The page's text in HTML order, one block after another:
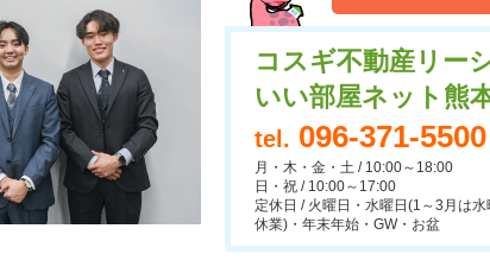
コスギ不動産リー
いい部屋ネット熊
tel. 096-371-5500
月・木・金・土 / 10:00～18:00
日・祝 / 10:00～17:00
定休日 / 火曜日・水曜日(1～3月は
休業)・年末年始・GW・お盆